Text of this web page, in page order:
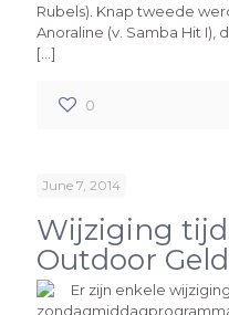
Rubels). Knap tweede
Anoraline (v. Samba Hit
[…]
0
June 7, 2014
Wijziging
Outdoor
Er zijn enkele